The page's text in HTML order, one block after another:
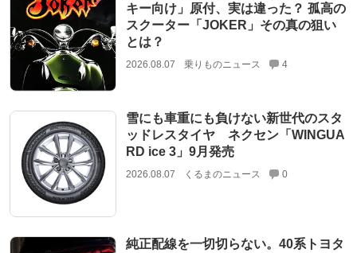
キー向け」原付、実は違った？ 孤高の
スクーター「JOKER」その真の狙い
とは？
2026.08.07 乗りものニュース 4
雪にも車重にも負けない新世代のスタ
ッドレスタイヤ ネクセン「WINGUA
RD ice 3」9月発売
2026.08.07 くるまのニュース 0
純正配線を一切切らない。40系トヨタ